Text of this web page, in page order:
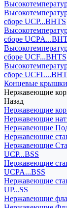
сборе UCP...BHTS
сборе
сборе UCF...BHTS
сборе
Концевые крышки
Нержавеющие
Назад
Нержавеющие
Нержавеющие
Нержавеющие
Нержавеющие
Нержавеющие
UCP...BSS
Нержавеющие
UCPA...BSS
Нержавеющие
UP...SS
Нержавеющие